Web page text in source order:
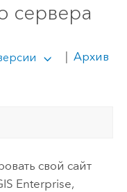
сервера
Архив
свой сайт
Enterprise,